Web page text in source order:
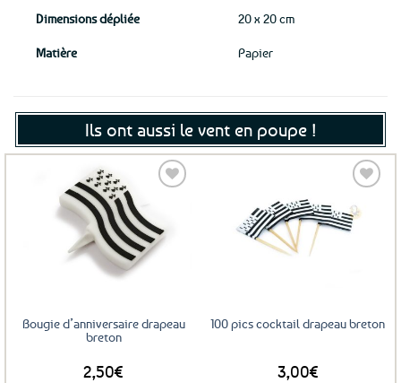
Dimensions dépliée 20 x 20 cm
Matière Papier
Ils ont aussi le vent en poupe !
Ajouter
aux
favoris
Bougie d’anniversaire drapeau
breton
2,50€
Ajouter
100 pics cocktail drapeau breton
3,00€